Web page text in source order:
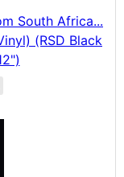
South Africa...
(RSD Black